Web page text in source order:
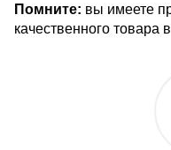
Помните: вы имеете
качественного товара